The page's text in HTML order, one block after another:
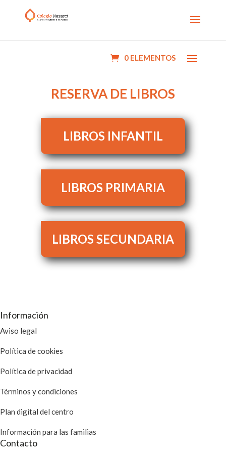
0 ELEMENTOS
RESERVA DE LIBROS
LIBROS INFANTIL
LIBROS PRIMARIA
LIBROS SECUNDARIA
Información
Aviso legal
Política de cookies
Política de privacidad
Términos y condiciones
Plan digital del centro
Información para las familias
Contacto